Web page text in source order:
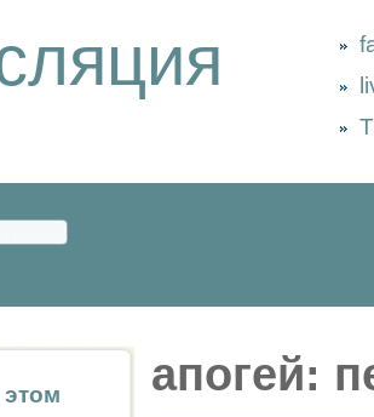
апогей: